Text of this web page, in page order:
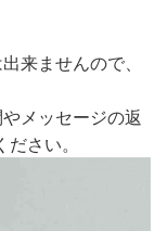
来ませんので、
メッセージの返
さい。